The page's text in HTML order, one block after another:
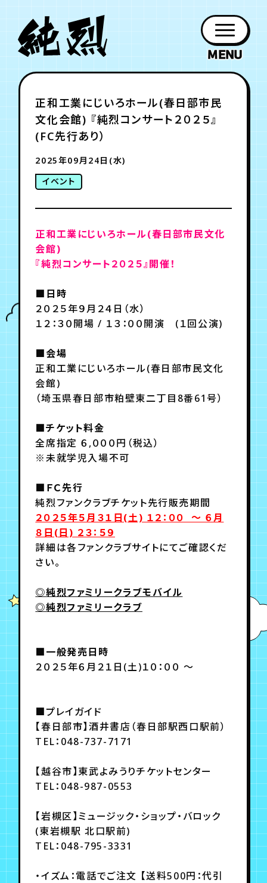
お知らせ
NEWS
日程
SCHEDULE
チケット
紹介
PROFILE
作品
DISCOGRAPHY
日記
グッズ
GOODS
ホーム
HOME
ファン
クラブ
年会員制ファンクラブ
チケット
TICKET FC NEWS MOVIE
月会員制ファンクラブ
会員登録 ログイン
チケット
FC TICKET
お知らせ
月会員制ファンクラブ
正和工業にじいろホール(春日部市民
文化会館) 『純烈コンサート２０２５』
(FC先行あり）
2025年09月24日(水)
イベント
正和工業にじいろホール(春日部市民文化
会館)
『純烈コンサート２０２５』開催！
■日時
２０２５年９月２４日（水）
１２：３０開場 / １３：００開演 (１回公演)
■会場
正和工業にじいろホール(春日部市民文化
会館)
（埼玉県春日部市粕壁東二丁目8番61号）
■チケット料金
全席指定 ６,０００円（税込）
※未就学児入場不可
■ＦＣ先行
純烈ファンクラブチケット先行販売期間
２０２５年５月３１日(土) １２：００ ～ ６月
８日(日) ２３：５９
詳細は各ファンクラブサイトにてご確認くだ
さい。
◎純烈ファミリークラブモバイル
◎純烈ファミリークラブ
■一般発売日時
２０２５年６月２１日(土)１０：００ ～
■プレイガイド
【春日部市】酒井書店（春日部駅西口駅前）
TEL：048-737-7171
【越谷市】東武よみうりチケットセンター
TEL：048-987-0553
【岩槻区】ミュージック・ショップ・バロック
(東岩槻駅 北口駅前)
TEL：048-795-3331
・イズム：電話でご注文 【送料500円：代引